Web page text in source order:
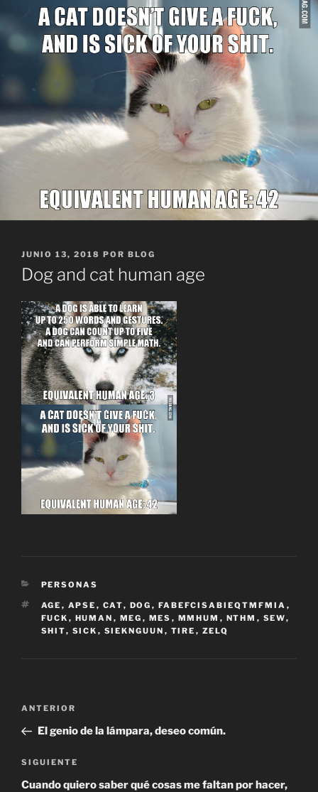
PUBLICADO
EL
JUNIO 13, 2018 POR BLOG
Dog and cat human age
CATEGORÍAS
PERSONAS
ETIQUETAS
AGE , APSE , CAT, DOG , FABEFCISABIEQTMFMIA ,
FUCK , HUMAN , MEG , MES , MMHUM , NTHM , SEW,
SHIT, SICK , SIEKNGUUN , TIRE , ZELQ
Navegación
entradas
Entrada
anterior:
ANTERIOR
El genio de la lámpara, deseo común.
Siguiente
entrada
SIGUIENTE
Cuando quiero saber qué cosas me faltan por hacer,